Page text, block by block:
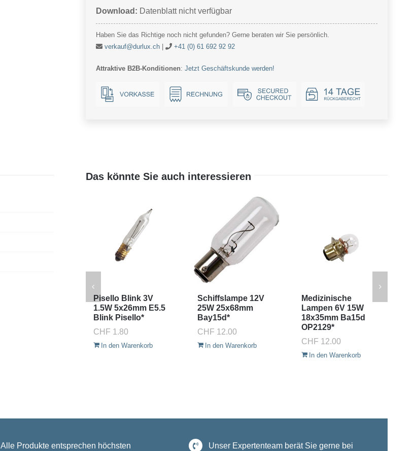
10W
42V
350mA
Cut
Download: Datenblatt nicht verfügbar
Haben Sie das Richtige noch nicht gefunden? Gerne beraten wir Sie persönlich.
verkauf@durlux.ch| +41 (0) 61 692 92 92
Attraktive B2B-Konditionen: Jetzt Geschäftskunde werden!
Das könnte Sie auch interessieren
Pisello Blink 3V
1.5W 5x26mm E5.5
Blink Pisello*
CHF 1.80
In den Warenkorb
Schiffslampe 12V
25W 25x68mm
Bay15d*
CHF 12.00
In den Warenkorb
Medizinische
Lampen 6V 15W
18x35mm Ba15d
OP2129*
CHF 12.00
In den Warenkorb
Alle Produkte entsprechen höchsten
Unser Expertenteam berät Sie gerne bei